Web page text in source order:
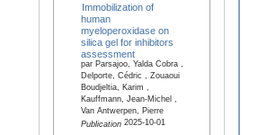
Immobilization of
human
myeloperoxidase on
silica gel for inhibitors
assessment
par Parsajoo, Yalda Cobra ,
Delporte, Cédric , Zouaoui
Boudjeltia, Karim ,
Kauffmann, Jean-Michel ,
Van Antwerpen, Pierre
Publication2025-10-01